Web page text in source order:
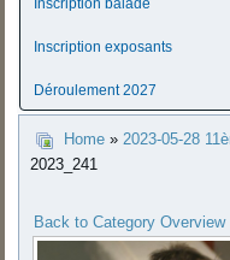
Inscription balade
Inscription exposants
Déroulement 2027
Home »2023-05-28
2023_241
Back to Category Overview